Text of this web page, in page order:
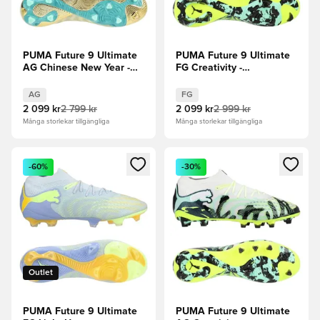
PUMA Future 9 Ultimate
AG Chinese New Year -
Gold/Mintgelé/Smaragd is
LIMITED EDITION
AG
2 099 kr2 799 kr
Många storlekar tillgängliga
PUMA Future 9 Ultimate
FG Creativity -
White/PUMA Svart
FG
2 099 kr2 999 kr
Många storlekar tillgängliga
Öppnar en Modal för att logga in eller registrera dig som
Outlet
-60%
PUMA Future 9 Ultimate
Öppnar en Modal för att
-30%
PUMA Future 9 Ultimate